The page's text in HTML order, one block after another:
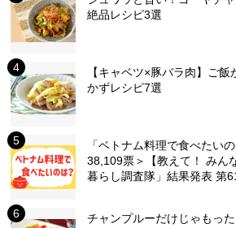
絶品レシピ3選
【キャベツ×豚バラ肉】ご
かずレシピ7選
「ベトナム料理で食べたい
38,109票＞【教えて！ みん
暮らし調査隊」結果発表 第
チャンプルーだけじゃもっ